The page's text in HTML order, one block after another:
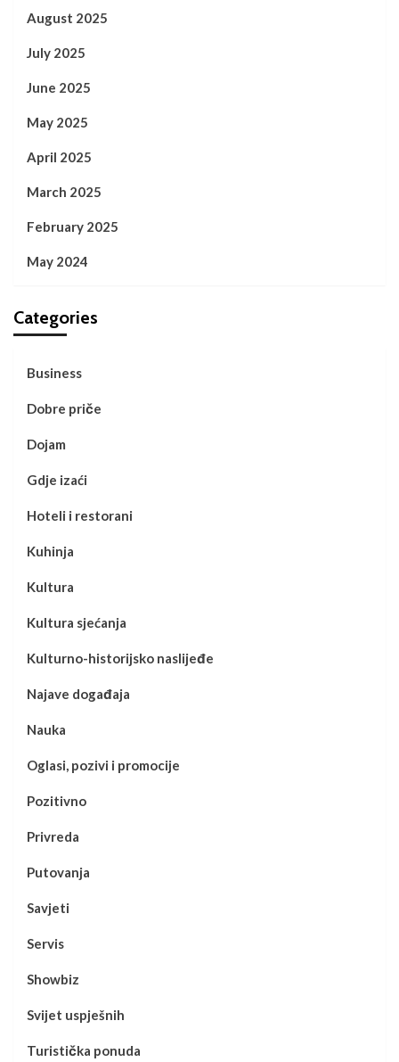
August 2025
July 2025
June 2025
May 2025
April 2025
March 2025
February 2025
May 2024
Categories
Business
Dobre priče
Dojam
Gdje izaći
Hoteli i restorani
Kuhinja
Kultura
Kultura sjećanja
Kulturno-historijsko naslijeđe
Najave događaja
Nauka
Oglasi, pozivi i promocije
Pozitivno
Privreda
Putovanja
Savjeti
Servis
Showbiz
Svijet uspješnih
Turistička ponuda